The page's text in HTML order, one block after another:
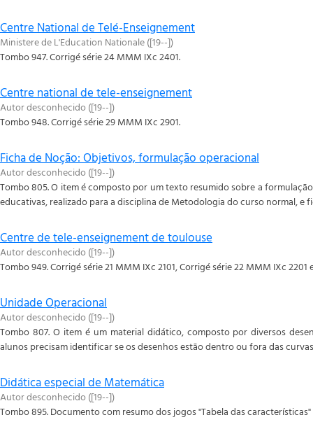
Centre National de Telé-Enseignement
Ministere de L'Education Nationale([19--])
Tombo 947. Corrigé série 24 MMM IXc 2401.
Centre national de tele-enseignement
Autor desconhecido([19--])
Tombo 948. Corrigé série 29 MMM IXc 2901.
Ficha de Noção: Objetivos, formulação operacional
Autor desconhecido([19--])
Tombo 805. O item é composto por um texto resumido sobre a
educativas, realizado para a disciplina de Metodologia do curso normal, e
Centre de tele-enseignement de toulouse
Autor desconhecido([19--])
Tombo 949. Corrigé série 21 MMM IXc 2101, Corrigé série 22 MMM IXc 2201
Unidade Operacional
Autor desconhecido([19--])
Tombo 807. O item é um material didático, composto por diversos
alunos precisam identificar se os desenhos estão dentro ou fora das
Didática especial de Matemática
Autor desconhecido([19--])
Tombo 895. Documento com resumo dos jogos "Tabela das características"